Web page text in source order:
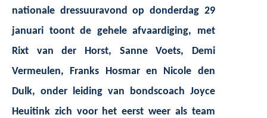
nationale dressuuravond op donderdag 29
januari toont de gehele afvaardiging, met
Rixt van der Horst, Sanne Voets, Demi
Vermeulen, Franks Hosmar en Nicole den
Dulk, onder leiding van bondscoach Joyce
Heuitink zich voor het eerst weer als team